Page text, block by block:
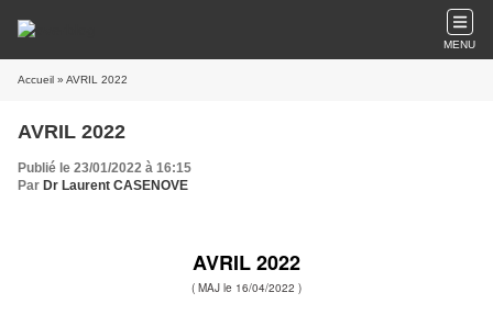
MENU
Accueil » AVRIL 2022
AVRIL 2022
Publié le 23/01/2022 à 16:15
Par Dr Laurent CASENOVE
AVRIL 2022
( MAJ le 16/04/2022 )